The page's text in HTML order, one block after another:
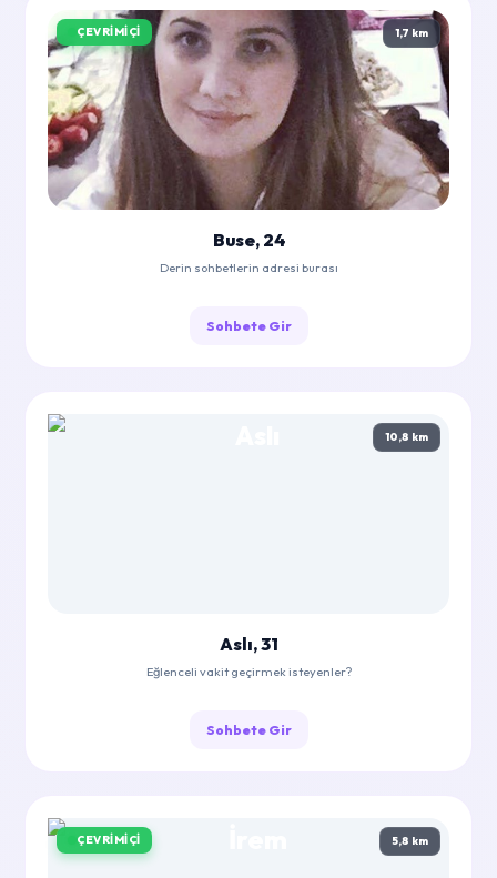
ÇEVRIMIÇI 1,7 km
Buse, 24
Derin sohbetlerin adresi burası
Sohbete Gir
10,8 km
Aslı, 31
Eğlenceli vakit geçirmek isteyenler?
Sohbete Gir
ÇEVRIMIÇI 5,8 km